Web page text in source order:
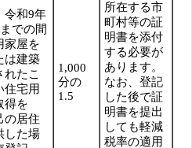
令和9年
での間
家屋を
は建築
れたこ
住宅用
得を
の居住
した場
1,000
分の
1.5
所在する市
町村等の証
明書を添付
する必要が
あります。
なお、登記
した後で証
明書を提出
しても軽減
税率の適用